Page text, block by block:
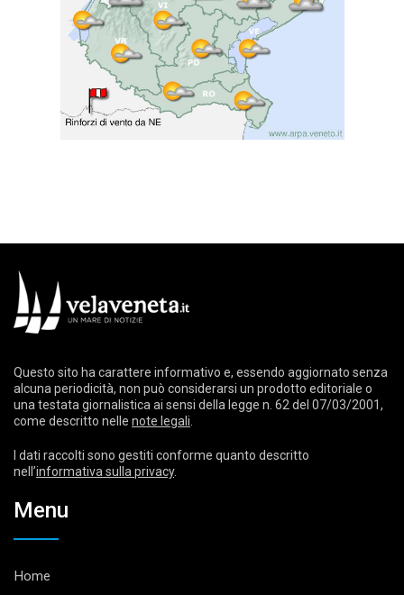
Questo sito ha carattere informativo e, essendo aggiornato senza
alcuna periodicità, non può considerarsi un prodotto editoriale o
una testata giornalistica ai sensi della legge n. 62 del 07/03/2001,
come descritto nelle note legali.
I dati raccolti sono gestiti conforme quanto descritto
nell’informativa sulla privacy.
Menu
Home